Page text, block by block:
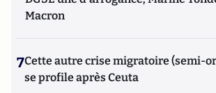
Macron
7Cette autre crise migratoire (semi-
se profile après Ceuta